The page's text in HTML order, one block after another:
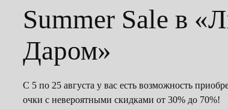
Summer Sale в
Даром»
С 5 по 25 августа у вас есть возможность
очки с невероятными скидками от 30% до 70%!